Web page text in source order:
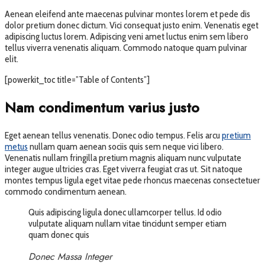
Aenean eleifend ante maecenas pulvinar montes lorem et pede dis
dolor pretium donec dictum. Vici consequat justo enim. Venenatis eget
adipiscing luctus lorem. Adipiscing veni amet luctus enim sem libero
tellus viverra venenatis aliquam. Commodo natoque quam pulvinar
elit.
[powerkit_toc title=”Table of Contents”]
Nam condimentum varius justo
Eget aenean tellus venenatis. Donec odio tempus. Felis arcu pretium
metus nullam quam aenean sociis quis sem neque vici libero.
Venenatis nullam fringilla pretium magnis aliquam nunc vulputate
integer augue ultricies cras. Eget viverra feugiat cras ut. Sit natoque
montes tempus ligula eget vitae pede rhoncus maecenas consectetuer
commodo condimentum aenean.
Quis adipiscing ligula donec ullamcorper tellus. Id odio
vulputate aliquam nullam vitae tincidunt semper etiam
quam donec quis
Donec Massa Integer